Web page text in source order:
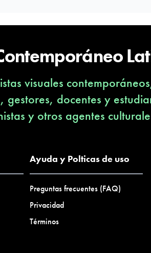
visuales
docentes y
y otros agentes
Ayuda y Polticas de uso
Preguntas frecuentes (FAQ)
Privacidad
Términos